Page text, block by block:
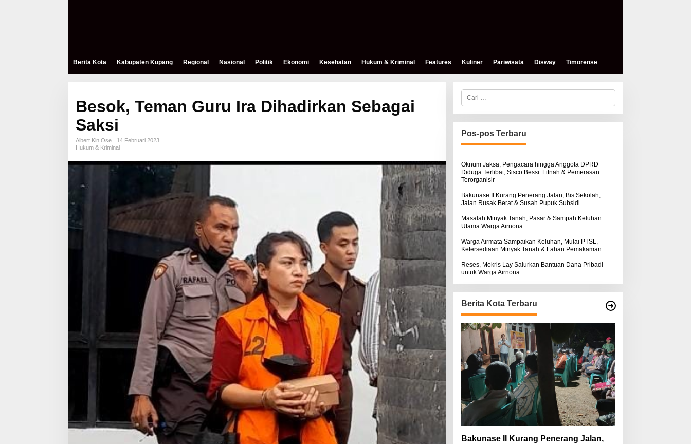
Berita Kota Kabupaten Kupang Regional Nasional Politik Ekonomi Kesehatan Hukum & Kriminal Features Kuliner Pariwisata Disway Timorense
Besok, Teman Guru Ira Dihadirkan Sebagai
Saksi
Albert Kin Ose
14 Februari 2023
Hukum & Kriminal
C
r
i
u
n
u
:
Pos-pos Terbaru
Oknum Jaksa, Pengacara hingga Anggota DPRD
Diduga Terlibat, Sisco Bessi: Fitnah & Pemerasan
Terorganisir
Bakunase II Kurang Penerang Jalan, Bis Sekolah,
Jalan Rusak Berat & Susah Pupuk Subsidi
Masalah Minyak Tanah, Pasar & Sampah Keluhan
Utama Warga Airnona
Warga Airmata Sampaikan Keluhan, Mulai PTSL,
Ketersediaan Minyak Tanah & Lahan Pemakaman
Reses, Mokris Lay Salurkan Bantuan Dana Pribadi
untuk Warga Airnona
Berita Kota Terbaru
Bakunase II Kurang Penerang Jalan,